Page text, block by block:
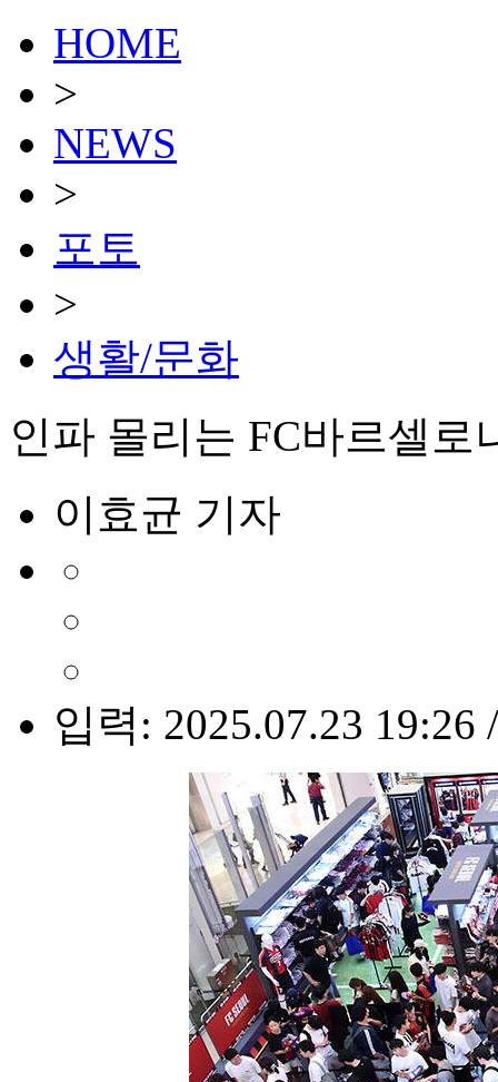
HOME
>
NEWS
>
포토
>
생활/문화
인파 몰리는 FC바르셀
이효균 기자
입력: 2025.07.23 19:26